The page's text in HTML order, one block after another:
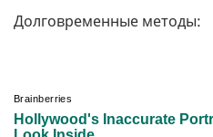
Долговременные методы: